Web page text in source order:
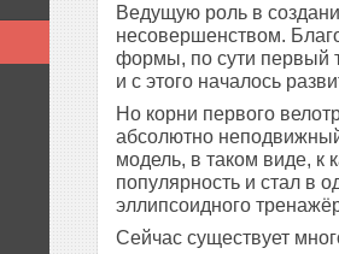
Ведущую роль в
несовершенством.
формы, по сути первый
и с этого началось
Но корни первого
абсолютно
модель, в таком виде, к
популярность и стал в
эллипсоидного
Сейчас существует